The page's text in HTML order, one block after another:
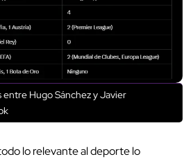
Hugo Sánchez y Javier
lo relevante al deporte lo